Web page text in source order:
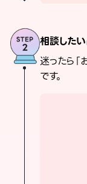
相談した
迷ったら「
です。